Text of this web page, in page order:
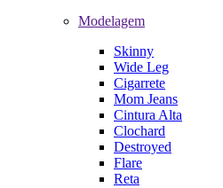
Modelagem
Skinny
Wide Leg
Cigarrete
Mom Jeans
Cintura Alta
Clochard
Destroyed
Flare
Reta